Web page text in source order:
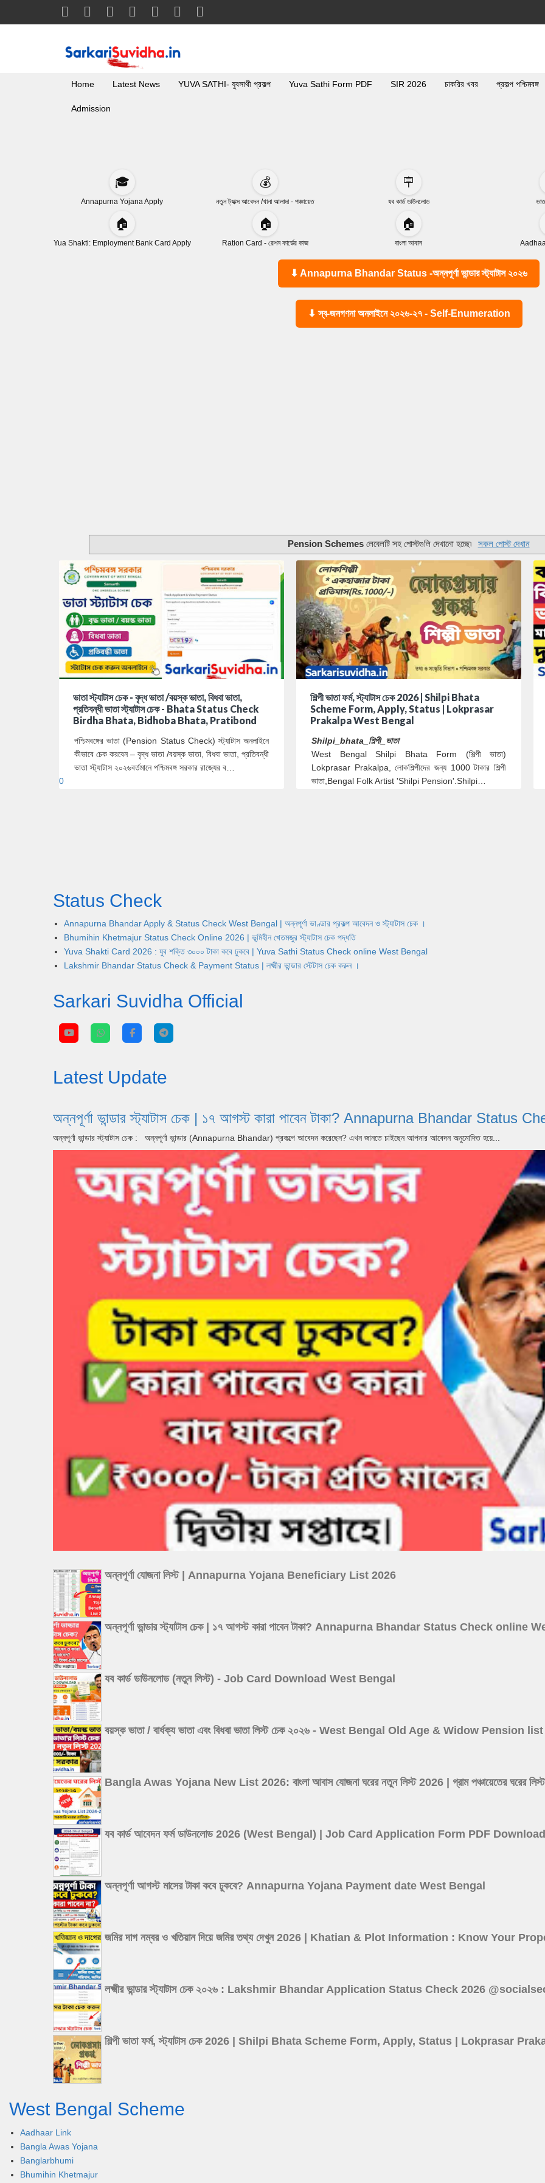
Home Latest News YUVA SATHI- যুবসাথী প্রকল্প Yuva Sathi Form PDF SIR 2026 চাকরির খবর প্রকল্প পশ্চিমবঙ্গ
Admission
🎓
Annapurna Yojana Apply
💰
নতুন ট্যাক্স আবেদন /খানা আলাদা - পঞ্চায়েত
🪧
যব কার্ড ডাউনলোড
🏠
Yua Shakti: Employment Bank Card Apply
🏠
Ration Card - রেশন কার্ডের কাজ
🏠
বাংলা আবাস
⬇ Annapurna Bhandar Status -অন্নপূর্ণা ভান্ডার স্ট্যাটাস ২০২৬
⬇ স্ব-জনগণনা অনলাইনে ২০২৬-২৭ - Self-Enumeration
Pension Schemes লেবেলটি সহ পোস্টগুলি দেখানো হচ্ছে৷ সকল পোস্ট দেখান
ভাতা স্ট্যাটাস চেক - বৃদ্ধ ভাতা /বয়স্ক ভাতা, বিধবা ভাতা,
প্রতিবন্ধী ভাতা স্ট্যাটাস চেক - Bhata Status Check
Birdha Bhata, Bidhoba Bhata, Pratibond
পশ্চিমবঙ্গের ভাতা (Pension Status Check) স্ট্যাটাস অনলাইনে
কীভাবে চেক করবেন – বৃদ্ধ ভাতা /বয়স্ক ভাতা, বিধবা ভাতা, প্রতিবন্ধী
ভাতা স্ট্যাটাস ২০২৬বর্তমানে পশ্চিমবঙ্গ সরকার রাজ্যের ব…
0
শিল্পী ভাতা ফর্ম, স্ট্যাটাস চেক 2026 | Shilpi Bhata
Scheme Form, Apply, Status | Lokprasar
Prakalpa West Bengal
Shilpi_bhata_শিল্পী_ভাতা
West Bengal Shilpi Bhata Form (শিল্পী ভাতা)
Lokprasar Prakalpa, লোকশিল্পীদের জন্য 1000 টাকার শিল্পী
ভাতা,Bengal Folk Artist 'Shilpi Pension'.Shilpi…
Status Check
Annapurna Bhandar Apply & Status Check West Bengal | অন্নপূর্ণা ভাণ্ডার প্রকল্প আবেদন ও স্ট্যাটাস চেক ।
Bhumihin Khetmajur Status Check Online 2026 | ভূমিহীন খেতমজুর স্ট্যাটাস চেক পদ্ধতি
Yuva Shakti Card 2026 : যুব শক্তি ৩০০০ টাকা কবে ঢুকবে | Yuva Sathi Status Check online West Bengal
Lakshmir Bhandar Status Check & Payment Status | লক্ষ্মীর ভান্ডার স্টেটাস চেক করুন ।
Sarkari Suvidha Official
Latest Update
অন্নপূর্ণা ভান্ডার স্ট্যাটাস চেক | ১৭ আগস্ট কারা পাবেন টাকা? Annapurna Bhandar
অন্নপূর্ণা ভান্ডার স্ট্যাটাস চেক : অন্নপূর্ণা ভান্ডার (Annapurna Bhandar) প্রকল্পে আবেদন করেছেন? এখন জানতে চাইছেন আপনার আবেদন অনুমোদিত হয়ে...
অন্নপূর্ণা যোজনা লিস্ট | Annapurna Yojana Beneficiary List 2026
অন্নপূর্ণা ভান্ডার স্ট্যাটাস চেক | ১৭ আগস্ট কারা পাবেন টাকা? Annapurna Bhandar Status Check online
যব কার্ড ডাউনলোড (নতুন লিস্ট) - Job Card Download West Bengal
বয়স্ক ভাতা / বার্ধক্য ভাতা এবং বিধবা ভাতা লিস্ট চেক ২০২৬ - West Bengal Old Age & Widow Pension
Bangla Awas Yojana New List 2026: বাংলা আবাস যোজনা ঘরের নতুন লিস্ট 2026 | গ্রাম পঞ্চায়েতের
যব কার্ড আবেদন ফর্ম ডাউনলোড 2026 (West Bengal) | Job Card Application Form PDF Download
অন্নপূর্ণা আগস্ট মাসের টাকা কবে ঢুকবে? Annapurna Yojana Payment date West Bengal
জমির দাগ নম্বর ও খতিয়ান দিয়ে জমির তথ্য দেখুন 2026 | Khatian & Plot Information : Know Your
লক্ষ্মীর ভান্ডার স্ট্যাটাস চেক ২০২৬ : Lakshmir Bhandar Application Status Check 2026
শিল্পী ভাতা ফর্ম, স্ট্যাটাস চেক 2026 | Shilpi Bhata Scheme Form, Apply, Status | Lokprasar
West Bengal Scheme
Aadhaar Link
Bangla Awas Yojana
Banglarbhumi
Bhumihin Khetmajur